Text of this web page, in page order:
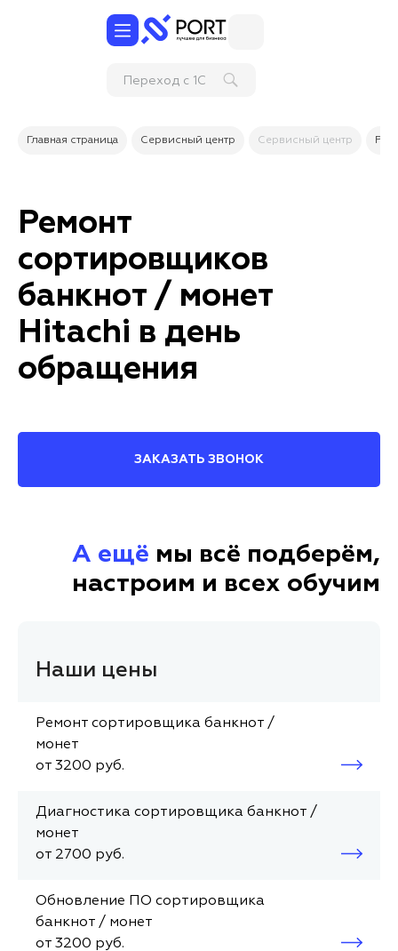
Переход с 1С Ро
Главная страница Сервисный центр Сервисный центр
Ремонт
сортировщиков
банкнот / монет
Hitachi в день
обращения
ЗАКАЗАТЬ ЗВОНОК
А ещё мы всё подберём,
настроим и всех обучим
Наши цены
Ремонт сортировщика банкнот /
монет
от 3200 руб.
Диагностика сортировщика банкнот /
монет
от 2700 руб.
Обновление ПО сортировщика
банкнот / монет
от 3200 руб.